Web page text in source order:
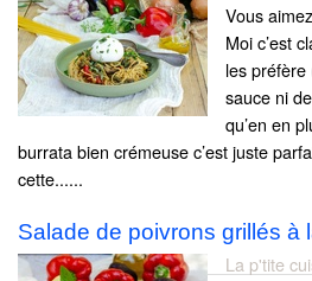
Vous
Moi c’est
les
sauce ni
qu’en en
burrata bien crémeuse c’est juste
cette......
Salade de poivrons grillés à
La p'tite